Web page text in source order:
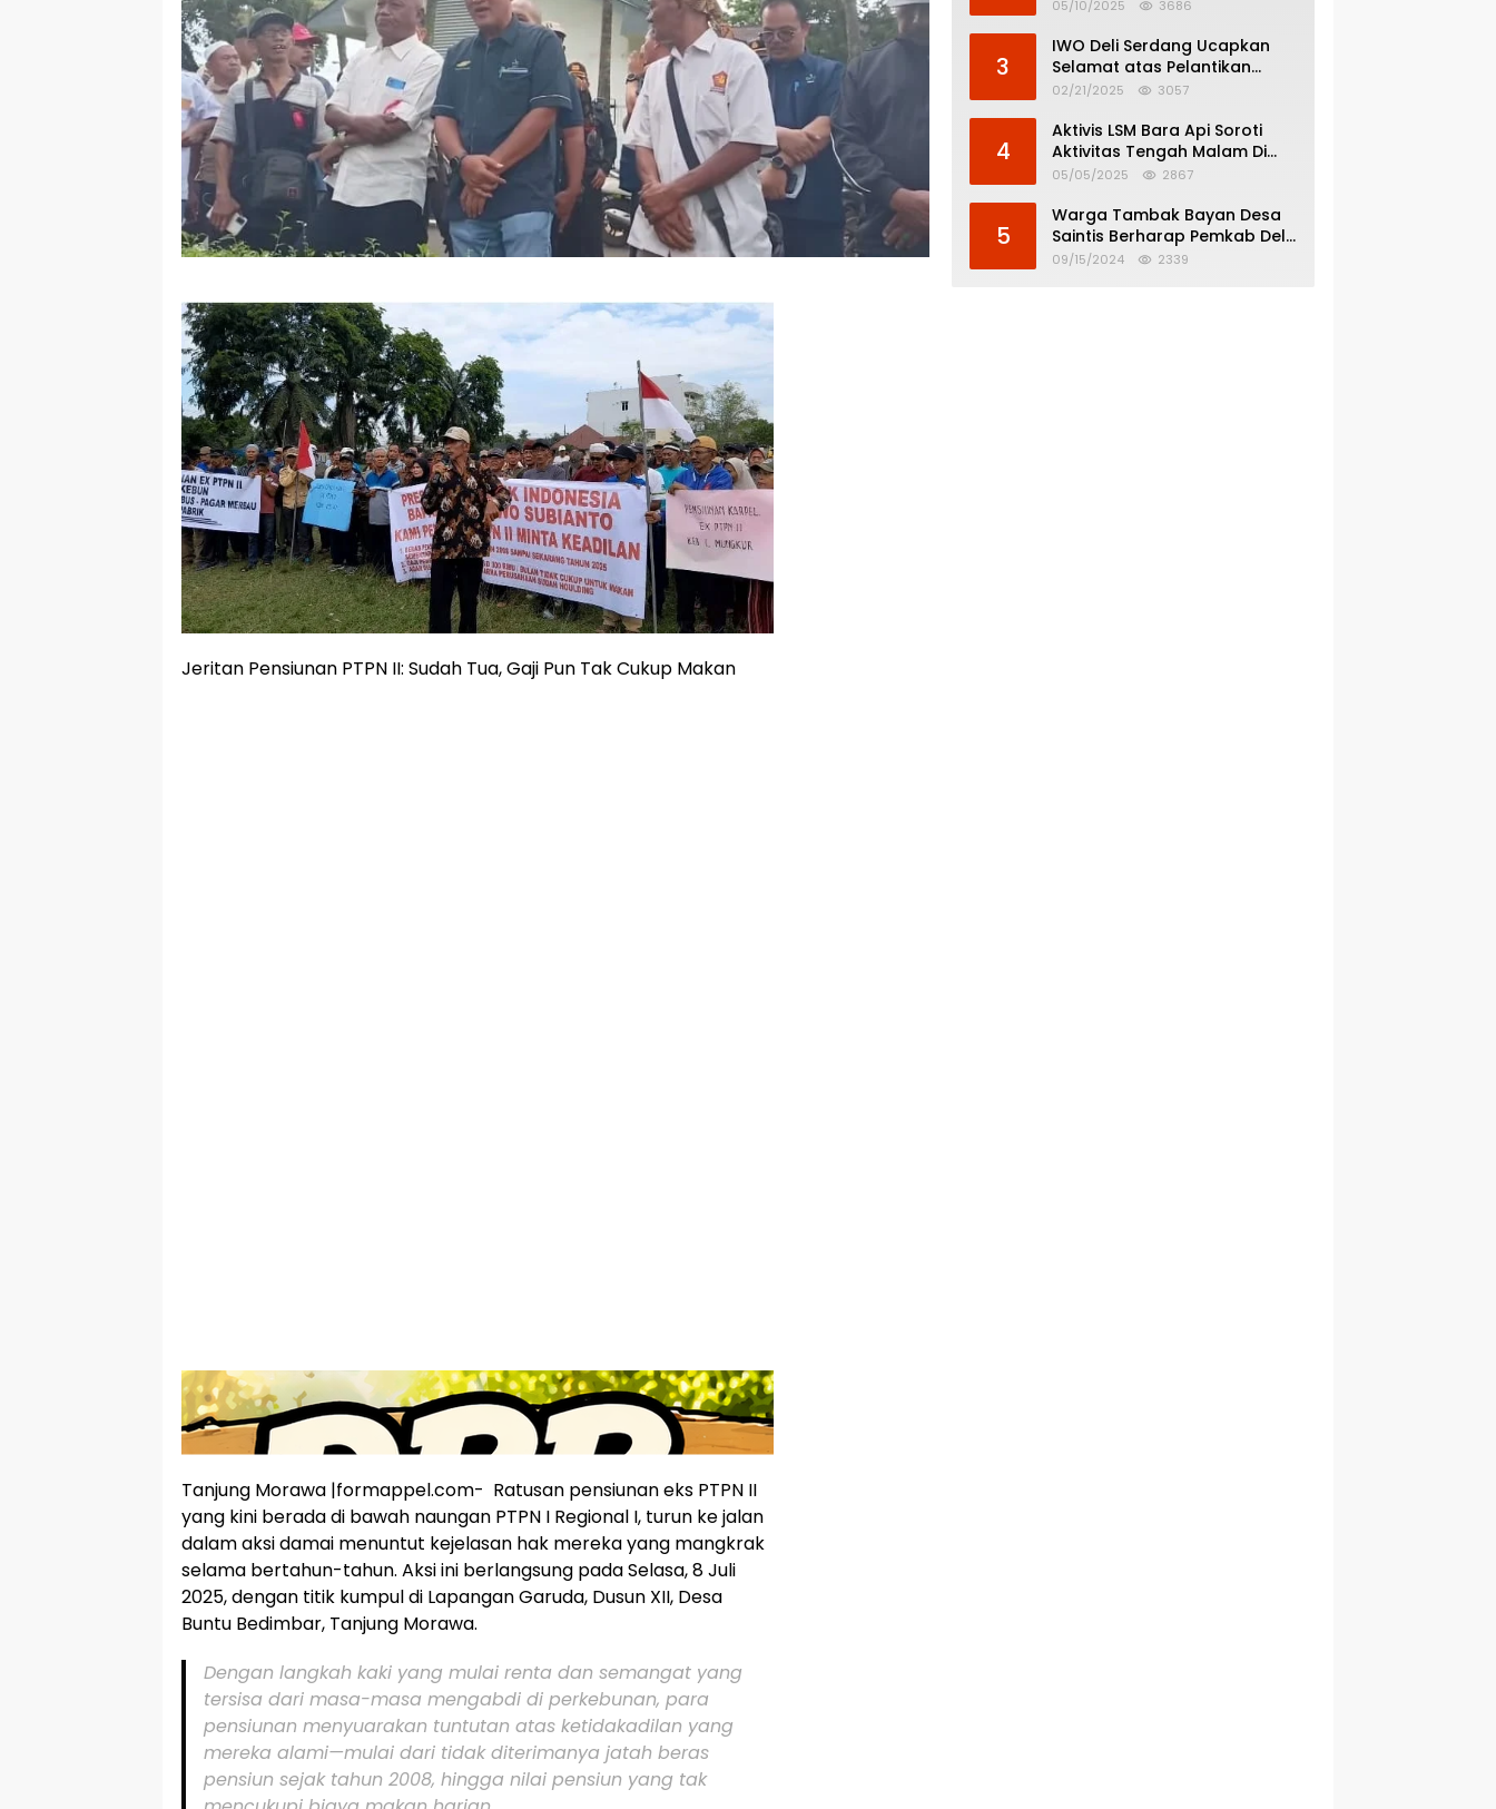
Jeritan Pensiunan PTPN II: Sudah Tua, Gaji Pun Tak Cukup Makan
Tanjung Morawa |formappel.com- Ratusan pensiunan eks PTPN II
yang kini berada di bawah naungan PTPN I Regional I, turun ke jalan
dalam aksi damai menuntut kejelasan hak mereka yang mangkrak
selama bertahun-tahun. Aksi ini berlangsung pada Selasa, 8 Juli
2025, dengan titik kumpul di Lapangan Garuda, Dusun XII, Desa
Buntu Bedimbar, Tanjung Morawa.
Dengan langkah kaki yang mulai renta dan semangat yang
tersisa dari masa-masa mengabdi di perkebunan, para
pensiunan menyuarakan tuntutan atas ketidakadilan yang
mereka alami—mulai dari tidak diterimanya jatah beras
pensiun sejak tahun 2008, hingga nilai pensiun yang tak
05/10/2025 3686
3
IWO Deli Serdang Ucapkan
Selamat atas Pelantikan
Bupati dan Wakil Bupati Deli
02/21/2025 3057
4
Aktivis LSM Bara Api Soroti
Aktivitas Tengah Malam Di
SPBU 14.213.228 Bandar Tinggi
05/05/2025 2867
5
Warga Tambak Bayan Desa
Saintis Berharap Pemkab Deli
Serdang Atasi Banjir
09/15/2024 2339